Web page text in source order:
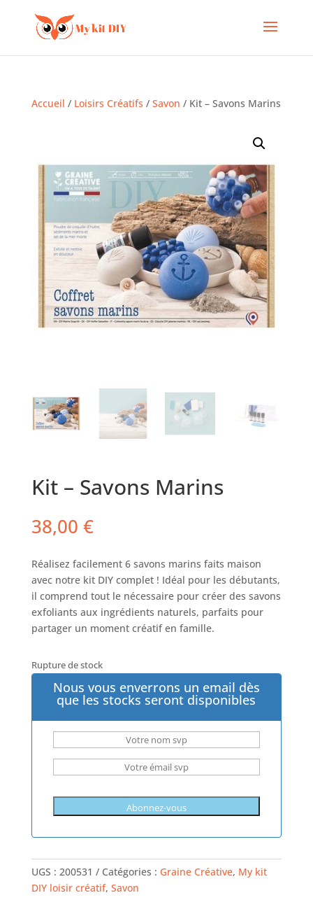
Accueil / Loisirs Créatifs / Savon / Kit – Savons Marins
Kit – Savons Marins
38,00 €
Réalisez facilement 6 savons marins faits maison
avec notre kit DIY complet ! Idéal pour les débutants,
il comprend tout le nécessaire pour créer des savons
exfoliants aux ingrédients naturels, parfaits pour
partager un moment créatif en famille.
Rupture de stock
Nous vous enverrons un email dès
que les stocks seront disponibles
UGS : 200531 Catégories : Graine Créative, My kit
DIY loisir créatif, Savon